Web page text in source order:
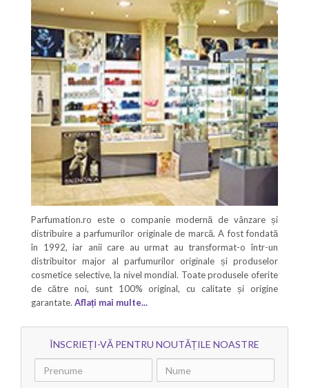
Parfumation.ro este o companie modernă de vânzare și
distribuire a parfumurilor originale de marcă. A fost fondată
în 1992, iar anii care au urmat au transformat-o într-un
distribuitor major al parfumurilor originale și produselor
cosmetice selective, la nivel mondial. Toate produsele oferite
de către noi, sunt 100% original, cu calitate și origine
garantate. Aflați mai multe...
ÎNSCRIEȚI-VĂ PENTRU NOUTĂȚILE NOASTRE